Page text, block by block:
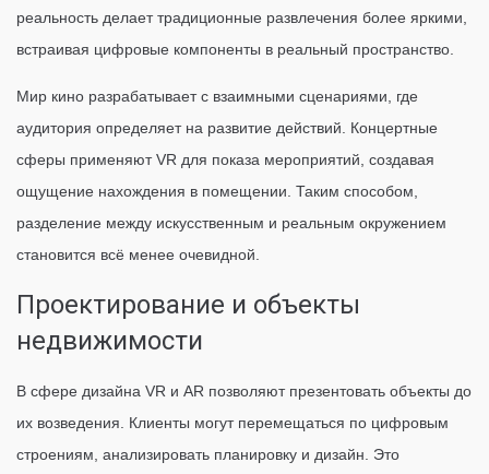
реальность делает традиционные развлечения более яркими,
встраивая цифровые компоненты в реальный пространство.
Мир кино разрабатывает с взаимными сценариями, где
аудитория определяет на развитие действий. Концертные
сферы применяют VR для показа мероприятий, создавая
ощущение нахождения в помещении. Таким способом,
разделение между искусственным и реальным окружением
становится всё менее очевидной.
Проектирование и объекты
недвижимости
В сфере дизайна VR и AR позволяют презентовать объекты до
их возведения. Клиенты могут перемещаться по цифровым
строениям, анализировать планировку и дизайн. Это